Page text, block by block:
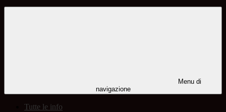
Menu di
navigazione
Tutte le info